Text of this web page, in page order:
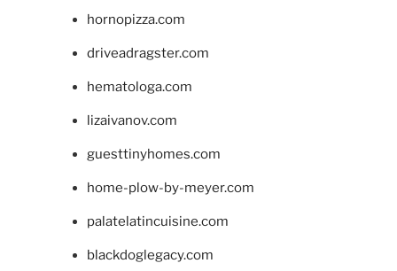
hornopizza.com
driveadragster.com
hematologa.com
lizaivanov.com
guesttinyhomes.com
home-plow-by-meyer.com
palatelatincuisine.com
blackdoglegacy.com